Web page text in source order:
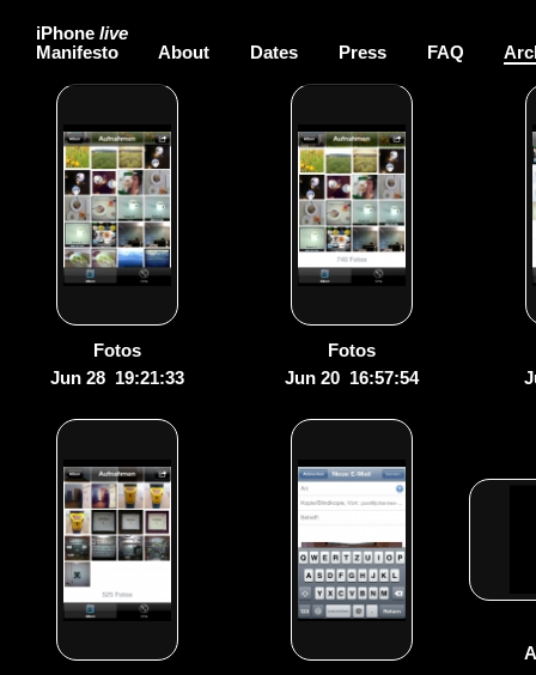
iPhone live
Manifesto
About Dates Press FAQ
Fotos
Jun 28 19:21:33
Fotos
Jun 20 16:57:54